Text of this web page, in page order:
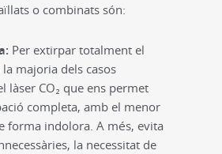
o combinats són:
Per extirpar totalment el
majoria dels casos
làser CO₂ que ens permet
completa, amb el menor
forma indolora. A més, evita
la necessitat de